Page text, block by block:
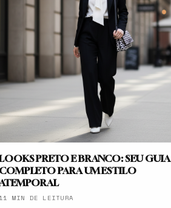
PRETO E BRANCO: SEU GUIA
PARA UM ESTILO
MIN DE LEITURA